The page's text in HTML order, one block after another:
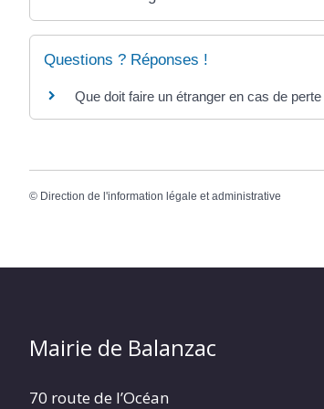
Questions ? Réponses !
Que doit faire un étranger en cas de
© Direction de l'information légale et administrative
Mairie de Balanzac
70 route de l’Océan